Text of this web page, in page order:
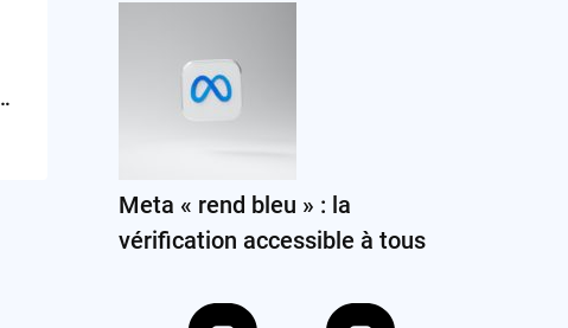
Meta « rend bleu » : la
vérification accessible à tous